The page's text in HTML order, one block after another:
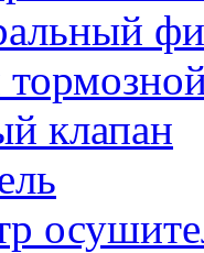
клапан